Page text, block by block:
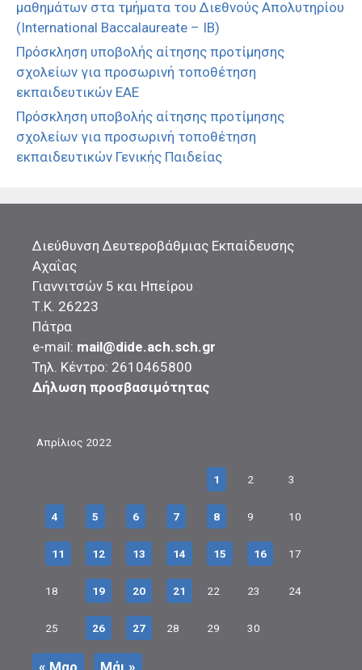
μαθημάτων στα τμήματα του Διεθνούς Απολυτηρίου
(International Baccalaureate – IB)
Πρόσκληση υποβολής αίτησης προτίμησης
σχολείων για προσωρινή τοποθέτηση
εκπαιδευτικών ΕΑΕ
Πρόσκληση υποβολής αίτησης προτίμησης
σχολείων για προσωρινή τοποθέτηση
εκπαιδευτικών Γενικής Παιδείας
Διεύθυνση Δευτεροβάθμιας Εκπαίδευσης
Αχαΐας
Γιαννιτσών 5 και Ηπείρου
Τ.Κ. 26223
Πάτρα
e-mail: mail@dide.ach.sch.gr
Τηλ. Κέντρο: 2610465800
Δήλωση προσβασιμότητας
Απρίλιος 2022
1 2 3
4 5 6 7 8 9 10
11 12 13 14 15 16 17
18 19 20 21 22 23 24
25 26 27 28 29 30